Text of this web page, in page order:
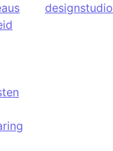
designstudio